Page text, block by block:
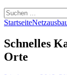
Suchen
nach:
Startseite
Schnelles
Orte